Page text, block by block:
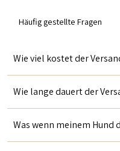
Häufig gestellte Fragen
Wie viel kostet der
Wie lange dauert der
Was wenn meinem Hund